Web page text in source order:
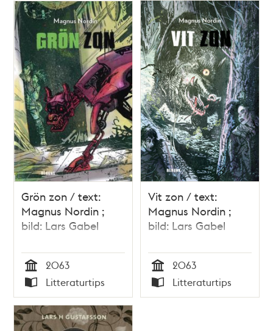
Grön zon / text:
Magnus Nordin ;
bild: Lars Gabel
Tid
2063
Typ
Litteraturtips
Vit zon / text:
Magnus Nordin ;
bild: Lars Gabel
Tid
2063
Typ
Litteraturtips